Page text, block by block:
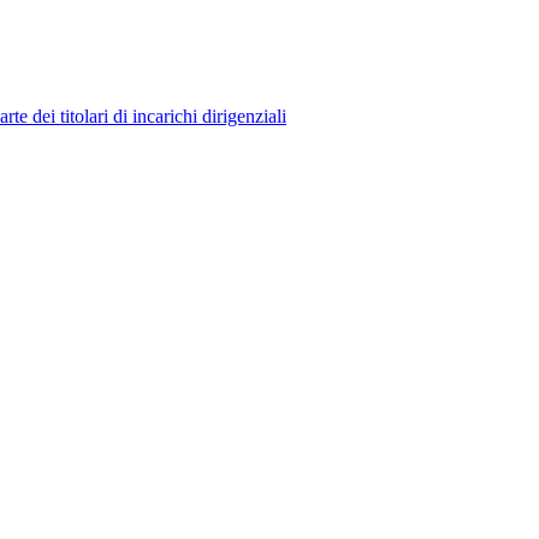
dei titolari di incarichi dirigenziali